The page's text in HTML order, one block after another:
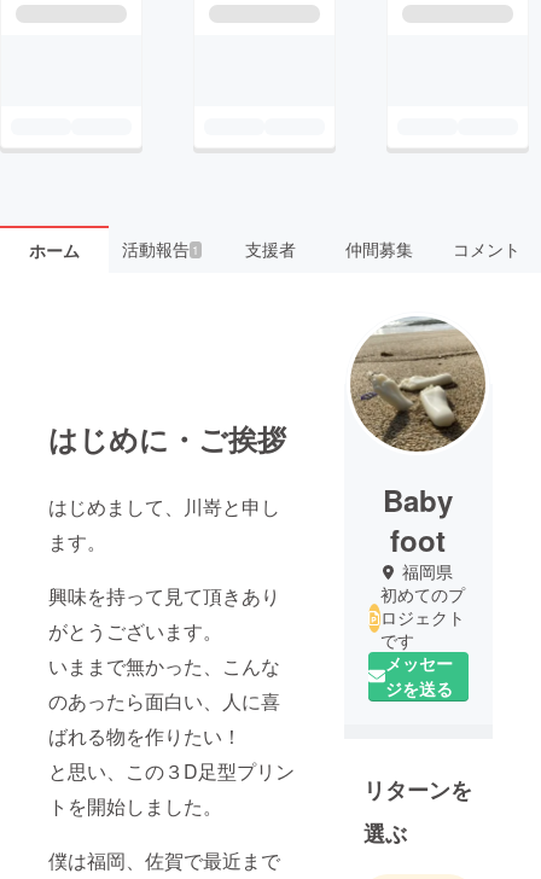
ホーム 活動報告1 支援者 仲間募集 コメント
はじめに・ご挨拶
はじめまして、川嵜と申し
ます。
興味を持って見て頂きあり
がとうございます。
いままで無かった、こんな
のあったら面白い、人に喜
ばれる物を作りたい！
と思い、この３D足型プリン
トを開始しました。
僕は福岡、佐賀で最近まで
Baby
foot
福岡県
初めてのプ
ロジェクト
です
メッセー
ジを送る
リターンを
選ぶ